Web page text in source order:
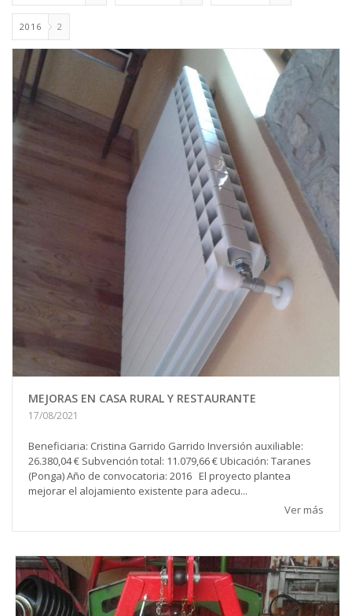
2016 2
MEJORAS EN CASA RURAL Y RESTAURANTE
17/08/2021
Beneficiaria: Cristina Garrido Garrido Inversión auxiliable:
26.380,04 € Subvención total: 11.079,66 € Ubicación: Taranes
(Ponga) Año de convocatoria: 2016 El proyecto plantea
mejorar el alojamiento existente para adecu...
Ver más